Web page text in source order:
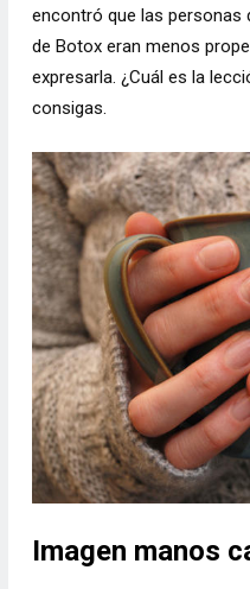
encontró que las personas
de Botox eran menos
expresarla. ¿Cuál es la
consigas.
Imagen manos